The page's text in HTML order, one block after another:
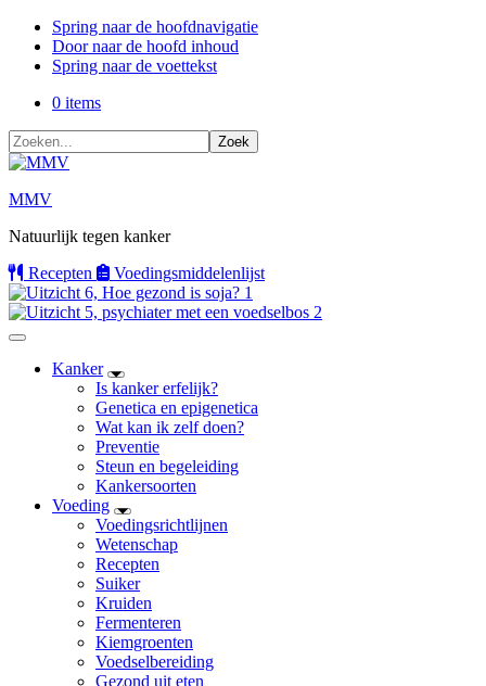
Spring naar de hoofdnavigatie
Door naar de hoofd inhoud
Spring naar de voettekst
0 items
Zoeken...
MMV
Natuurlijk tegen kanker
Recepten
Voedingsmiddelenlijst
Kanker
Is kanker erfelijk?
Genetica en epigenetica
Wat kan ik zelf doen?
Preventie
Steun en begeleiding
Kankersoorten
Voeding
Voedingsrichtlijnen
Wetenschap
Recepten
Suiker
Kruiden
Fermenteren
Kiemgroenten
Voedselbereiding
Gezond uit eten